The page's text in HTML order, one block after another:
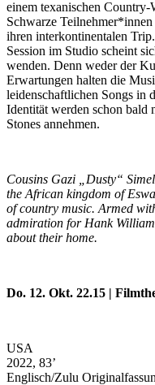
einem texanischen Country-
Schwarze
ihren interkontinentalen
Session im Studio scheint
wenden. Denn weder der
Erwartungen halten die
leidenschaftlichen Songs in
Identität werden schon bald
Stones annehmen.
Cousins Gazi „Dusty“
the African kingdom of
of country music. Armed
admiration for Hank
about their home.
Do. 12. Okt. 22.15 |
USA
2022, 83’
Englisch/Zulu